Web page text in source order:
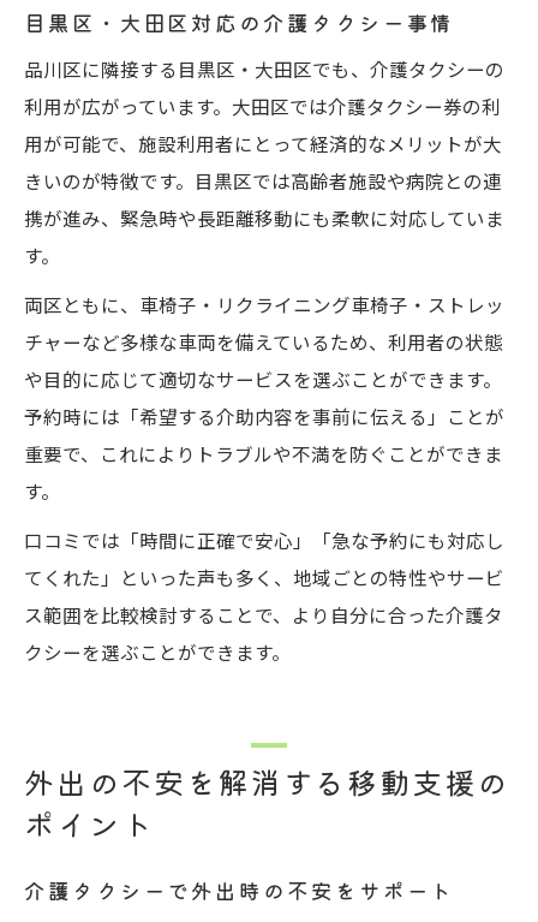
目黒区・大田区対応の介護タクシー事情
品川区に隣接する目黒区・大田区でも、介護タクシーの
利用が広がっています。大田区では介護タクシー券の利
用が可能で、施設利用者にとって経済的なメリットが大
きいのが特徴です。目黒区では高齢者施設や病院との連
携が進み、緊急時や長距離移動にも柔軟に対応していま
す。
両区ともに、車椅子・リクライニング車椅子・ストレッ
チャーなど多様な車両を備えているため、利用者の状態
や目的に応じて適切なサービスを選ぶことができます。
予約時には「希望する介助内容を事前に伝える」ことが
重要で、これによりトラブルや不満を防ぐことができま
す。
口コミでは「時間に正確で安心」「急な予約にも対応し
てくれた」といった声も多く、地域ごとの特性やサービ
ス範囲を比較検討することで、より自分に合った介護タ
クシーを選ぶことができます。
外出の不安を解消する移動支援の
ポイント
介護タクシーで外出時の不安をサポート